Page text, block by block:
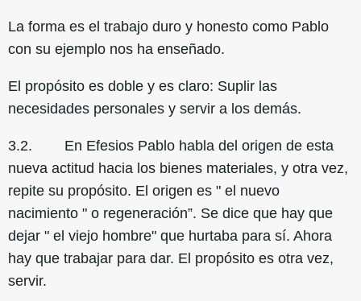
La forma es el trabajo duro y honesto como Pablo
con su ejemplo nos ha enseñado.
El propósito es doble y es claro: Suplir las
necesidades personales y servir a los demás.
3.2. En Efesios Pablo habla del origen de esta
nueva actitud hacia los bienes materiales, y otra vez,
repite su propósito. El origen es " el nuevo
nacimiento " o regeneración”. Se dice que hay que
dejar " el viejo hombre" que hurtaba para sí. Ahora
hay que trabajar para dar. El propósito es otra vez,
servir.